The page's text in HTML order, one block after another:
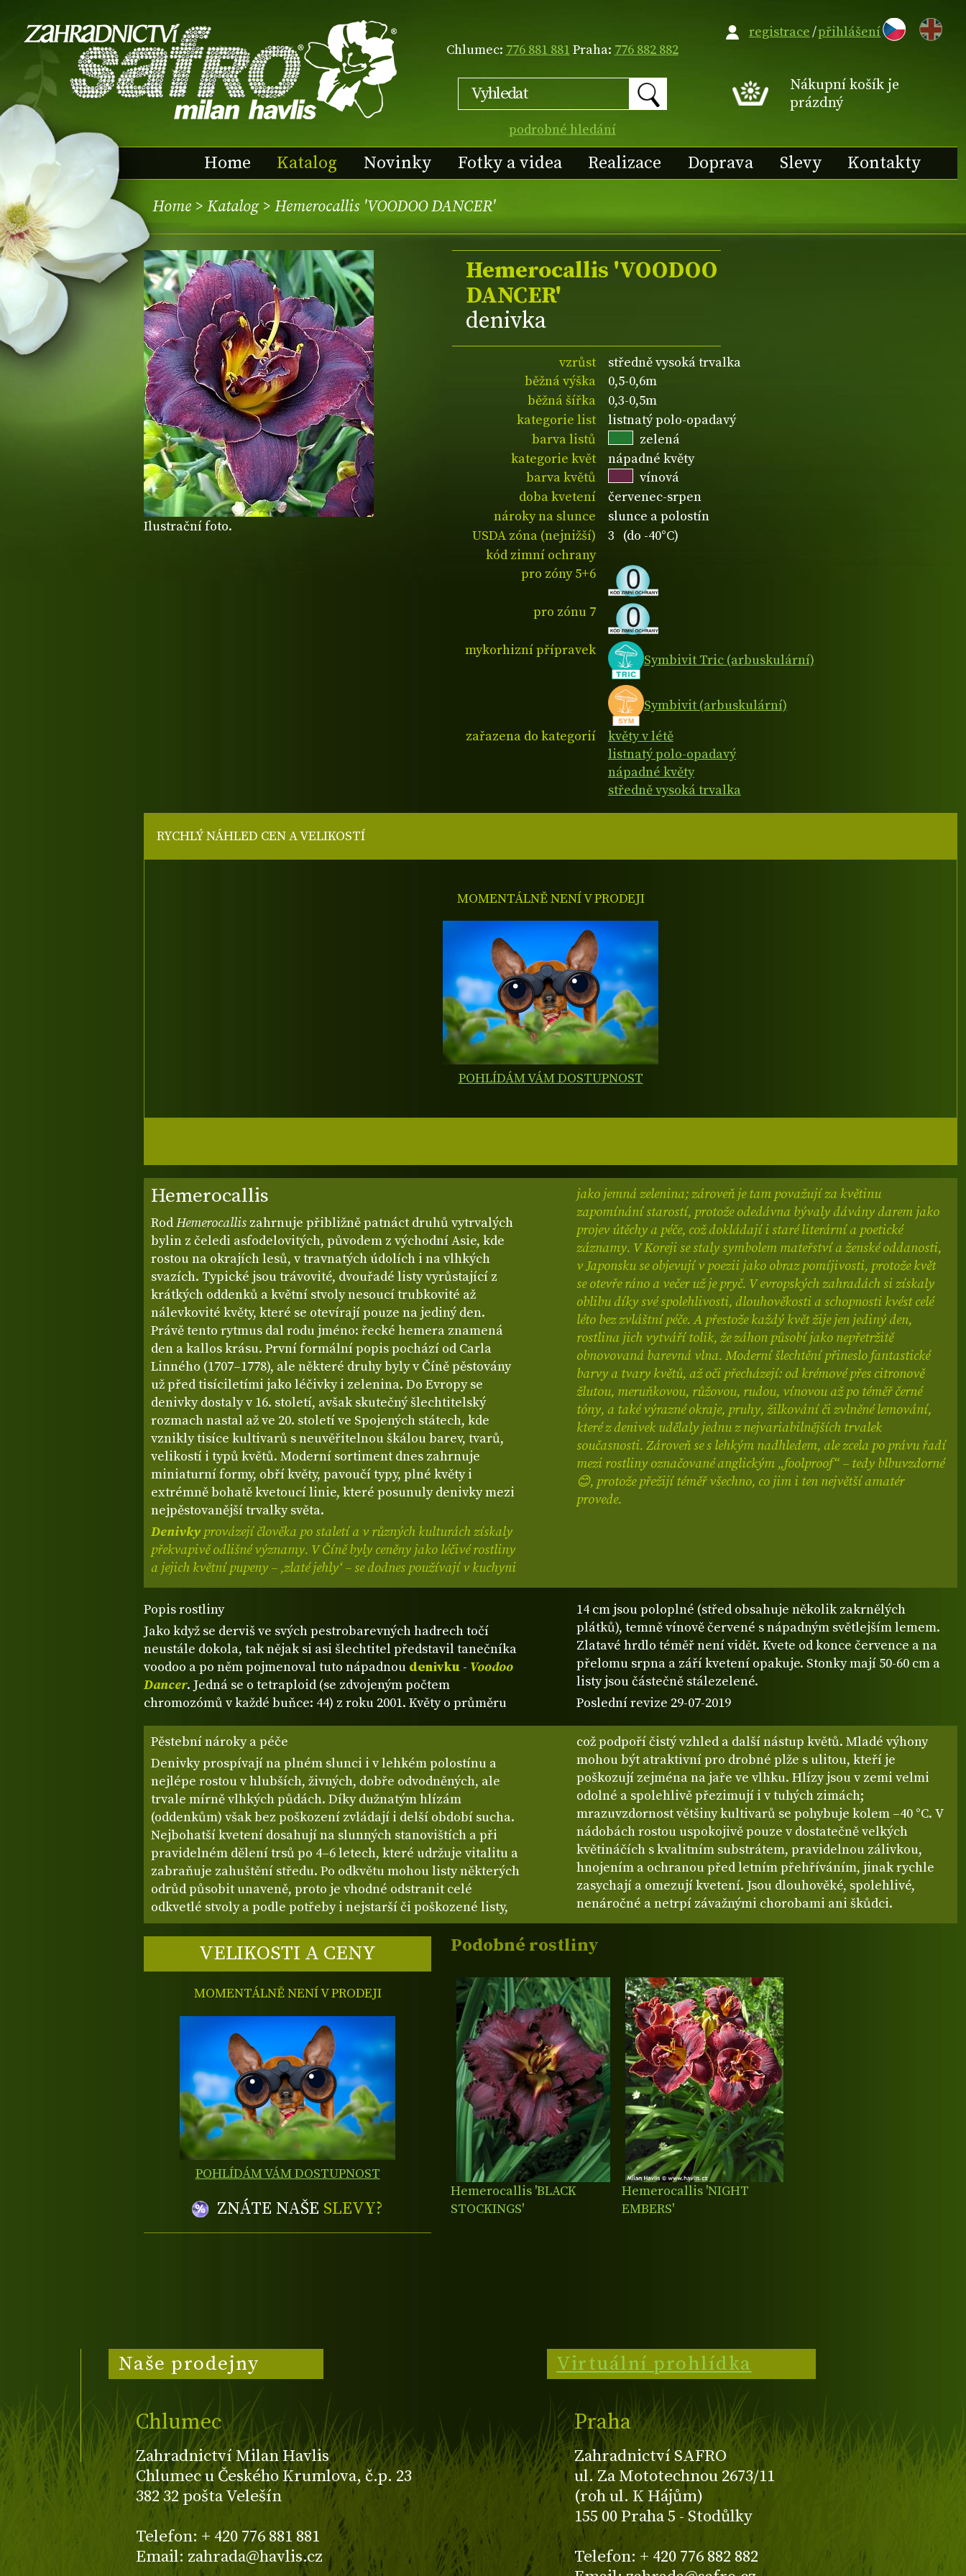
Chlumec: 776 881 881Praha: 776 882 882
podrobné hledání
EN
Nákupní košík je
prázdný
Home Katalog Novinky Fotky a videa Realizace Doprava Slevy Kontakty
registrace/přihlášení
Home > Katalog> Hemerocallis 'VOODOO DANCER'
Ilustrační foto.
Hemerocallis 'VOODOO
DANCER'
denivka
vzrůst
středně vysoká trvalka
běžná výška
0,5-0,6m
běžná šířka
0,3-0,5m
kategorie list
listnatý polo-opadavý
barva listů
zelená
kategorie květ
nápadné květy
barva květů
vínová
doba kvetení
červenec-srpen
nároky na slunce
slunce a polostín
USDA zóna (nejnižší)
3 (do -40°C)
kód zimní ochrany
pro zóny 5+6
pro zónu 7
mykorhizní přípravek
Symbivit Tric (arbuskulární)
Symbivit (arbuskulární)
zařazena do kategorií
květy v létě
listnatý polo-opadavý
nápadné květy
středně vysoká trvalka
Hemerocallis
RodHemerocallis zahrnuje přibližně patnáct druhů vytrvalých
bylin z čeledi asfodelovitých, původem z východní Asie, kde
rostou na okrajích lesů, v travnatých údolích i na vlhkých
svazích. Typické jsou trávovité, dvouřadé listy vyrůstající z
krátkých oddenků a květní stvoly nesoucí trubkovité až
nálevkovité květy, které se otevírají pouze na jediný den.
Právě tento rytmus dal rodu jméno: řecké hemera znamená
den a kallos krásu. První formální popis pochází od Carla
Linného (1707–1778), ale některé druhy byly v Číně pěstovány
už před tisíciletími jako léčivky i zelenina. Do Evropy se
denivky dostaly v 16. století, avšak skutečný šlechtitelský
rozmach nastal až ve 20. století ve Spojených státech, kde
vznikly tisíce kultivarů s neuvěřitelnou škálou barev, tvarů,
velikostí i typů květů. Moderní sortiment dnes zahrnuje
miniaturní formy, obří květy, pavoučí typy, plné květy i
extrémně bohatě kvetoucí linie, které posunuly denivky mezi
nejpěstovanější trvalky světa.
Denivky provázejí člověka po staletí a v různých kulturách získaly
překvapivě odlišné významy. V Číně byly ceněny jako léčivé rostliny
a jejich květní pupeny – ‚zlaté jehly‘ – se dodnes používají v kuchyni
jako jemná zelenina; zároveň je tam považují za květinu
zapomínání starostí, protože odedávna bývaly dávány darem jako
projev útěchy a péče, což dokládají i staré literární a poetické
záznamy. V Koreji se staly symbolem mateřství a ženské oddanosti,
v Japonsku se objevují v poezii jako obraz pomíjivosti, protože květ
se otevře ráno a večer už je pryč. V evropských zahradách si získaly
oblibu díky své spolehlivosti, dlouhověkosti a schopnosti kvést celé
léto bez zvláštní péče. A přestože každý květ žije jen jediný den,
rostlina jich vytváří tolik, že záhon působí jako nepřetržitě
obnovovaná barevná vlna. Moderní šlechtění přineslo fantastické
barvy a tvary květů, až oči přecházejí: od krémové přes citronově
žlutou, meruňkovou, růžovou, rudou, vínovou až po téměř černé
tóny, a také výrazné okraje, pruhy, žilkování či zvlněné lemování,
které z denivek udělaly jednu z nejvariabilnějších trvalek
současnosti. Zároveň se s lehkým nadhledem, ale zcela po právu řadí
mezi rostliny označované anglickým „foolproof“ – tedy blbuvzdorné
😊, protože přežijí téměř všechno, co jim i ten největší amatér
provede.
Popis rostliny
Jako když se derviš ve svých pestrobarevných hadrech točí
neustále dokola, tak nějak si asi šlechtitel představil tanečníka
voodoo a po něm pojmenoval tuto nápadnou denivku - Voodoo
Dancer. Jedná se o tetraploid (se zdvojeným počtem
chromozómů v každé buňce: 44) z roku 2001. Květy o průměru
14 cm jsou poloplné (střed obsahuje několik zakrnělých
plátků), temně vínově červené s nápadným světlejším lemem.
Zlatavé hrdlo téměř není vidět. Kvete od konce července a na
přelomu srpna a září kvetení opakuje. Stonky mají 50-60 cm a
listy jsou částečně stálezelené.
Poslední revize 29-07-2019
Pěstební nároky a péče
Denivky prospívají na plném slunci i v lehkém polostínu a
nejlépe rostou v hlubších, živných, dobře odvodněných, ale
trvale mírně vlhkých půdách. Díky dužnatým hlízám
(oddenkům) však bez poškození zvládají i delší období sucha.
Nejbohatší kvetení dosahují na slunných stanovištích a při
pravidelném dělení trsů po 4–6 letech, které udržuje vitalitu a
zabraňuje zahuštění středu. Po odkvětu mohou listy některých
odrůd působit unaveně, proto je vhodné odstranit celé
odkvetlé stvoly a podle potřeby i nejstarší či poškozené listy,
což podpoří čistý vzhled a další nástup květů. Mladé výhony
mohou být atraktivní pro drobné plže s ulitou, kteří je
poškozují zejména na jaře ve vlhku. Hlízy jsou v zemi velmi
odolné a spolehlivě přezimují i v tuhých zimách;
mrazuvzdornost většiny kultivarů se pohybuje kolem –40 °C. V
nádobách rostou uspokojivě pouze v dostatečně velkých
květináčích s kvalitním substrátem, pravidelnou zálivkou,
hnojením a ochranou před letním přehříváním, jinak rychle
zasychají a omezují kvetení. Jsou dlouhověké, spolehlivé,
nenáročné a netrpí závažnými chorobami ani škůdci.
VELIKOSTI A CENY
MOMENTÁLNĚ NENÍ V PRODEJI
POHLÍDÁM VÁM DOSTUPNOST
ZNÁTE NAŠE SLEVY?
RYCHLÝ NÁHLED CEN A VELIKOSTÍ
MOMENTÁLNĚ NENÍ V PRODEJI
POHLÍDÁM VÁM DOSTUPNOST
Podobné rostliny
Hemerocallis 'BLACK
STOCKINGS'
Hemerocallis 'NIGHT
EMBERS'
Naše prodejny
Chlumec
Zahradnictví Milan Havlis
Chlumec u Českého Krumlova, č.p. 23
382 32 pošta Velešín
Telefon: + 420 776 881 881
Email: zahrada@havlis.cz
Virtuální prohlídka
Praha
Zahradnictví SAFRO
ul. Za Mototechnou 2673/11
(roh ul. K Hájům)
155 00 Praha 5 - Stodůlky
Telefon: + 420 776 882 882